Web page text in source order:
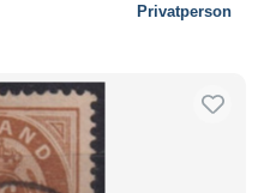
Privatperson